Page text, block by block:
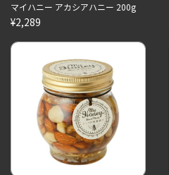
マイハニー アカシアハニー 200g
¥2,289